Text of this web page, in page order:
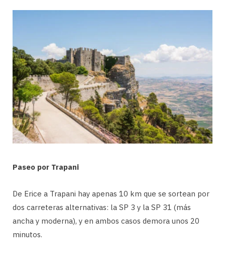
Paseo por Trapani
De Erice a Trapani hay apenas 10 km que se sortean por
dos carreteras alternativas: la SP 3 y la SP 31 (más
ancha y moderna), y en ambos casos demora unos 20
minutos.